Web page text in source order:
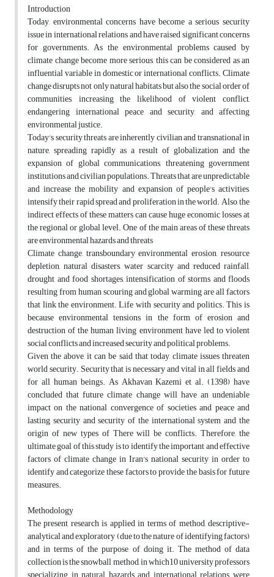
Introduction
Today, environmental concerns have become a serious security
issue in international relations and have raised significant concerns
for governments. As the environmental problems caused by
climate change become more serious, this can be considered as an
influential variable in domestic or international conflicts. Climate
change disrupts not only natural habitats but also the social order of
communities, increasing the likelihood of violent conflict,
endangering international peace and security, and affecting
environmental justice.
Today's security threats are inherently civilian and transnational in
nature, spreading rapidly as a result of globalization and the
expansion of global communications, threatening government
institutions and civilian populations. Threats that are unpredictable
and increase the mobility and expansion of people's activities,
intensify their rapid spread and proliferation in the world. Also, the
indirect effects of these matters can cause huge economic losses at
the regional or global level. One of the main areas of these threats
are environmental hazards and threats
Climate change, transboundary environmental erosion, resource
depletion, natural disasters, water scarcity and reduced rainfall,
drought and food shortages, intensification of storms and floods
resulting from human scouring and global warming are all factors
that link the environment. Life with security and politics. This is
because environmental tensions in the form of erosion and
destruction of the human living environment have led to violent
social conflicts and increased security and political problems.
Given the above, it can be said that today, climate issues threaten
world security. Security that is necessary and vital in all fields and
for all human beings. As Akhavan Kazemi et al. (1398) have
concluded that future climate change will have an undeniable
impact on the national convergence of societies and peace and
lasting security and security of the international system and the
origin of new types of There will be conflicts. Therefore, the
ultimate goal of this study is to identify the important and effective
factors of climate change in Iran's national security in order to
identify and categorize these factors to provide the basis for future
measures.
Methodology
The present research is applied in terms of method, descriptive-
analytical and exploratory (due to the nature of identifying factors)
and in terms of the purpose of doing it. The method of data
collection is the snowball method, in which10 university professors